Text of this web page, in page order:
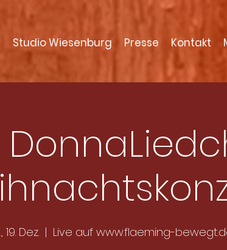
Studio Wiesenburg Presse Kontakt
19. Dez.
  |
Live auf www.flaeming-